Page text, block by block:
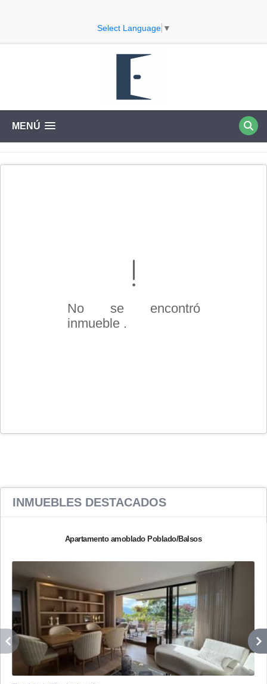
Select Language ▼
MENÚ
No se encontró
inmueble .
INMUEBLES DESTACADOS
Apartamento amoblado Poblado/Balsos